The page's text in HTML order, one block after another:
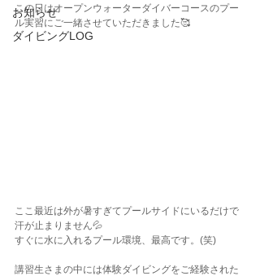
お知らせ
ダイビングLOG
この日はオープンウォーターダイバーコースのプー
ル実習にご一緒させていただきました🥰
ここ最近は外が暑すぎてプールサイドにいるだけで
汗が止まりません💦
すぐに水に入れるプール環境、最高です。(笑)
講習生さまの中には体験ダイビングをご経験された